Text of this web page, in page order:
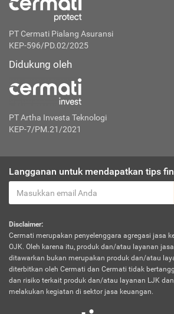
PT Cermati Pialang Asuransi
KEP-596/PD.02/2025
Didukung oleh
PT Artha Investa Teknologi
KEP-7/PM.21/2021
Langganan untuk mendapatkan tips
Disclaimer:
Cermati merupakan penyelenggara agregasi jasa
OJK. Oleh karena itu, produk dan/atau layanan
ditawarkan bukan merupakan produk dan/atau
diterbitkan oleh Cermati dan Cermati tidak
dan risiko terkait produk dan/atau layanan LJK
melakukan kegiatan di sektor jasa keuangan.